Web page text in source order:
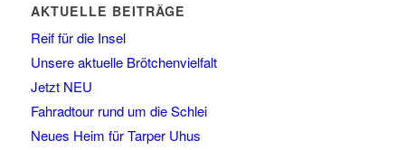
AKTUELLE BEITRÄGE
Reif für die Insel
Unsere aktuelle Brötchenvielfalt
Jetzt NEU
Fahradtour rund um die Schlei
Neues Heim für Tarper Uhus